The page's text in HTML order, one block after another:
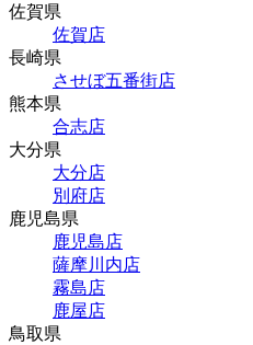
佐賀県
佐賀店
長崎県
させぼ五番街店
熊本県
合志店
大分県
大分店
別府店
鹿児島県
鹿児島店
薩摩川内店
霧島店
鹿屋店
鳥取県